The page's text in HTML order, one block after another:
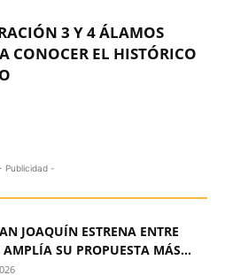
3 Y 4 ÁLAMOS
CONOCER EL HISTÓRICO
Publicidad -
JOAQUÍN ESTRENA ENTRE
AMPLÍA SU PROPUESTA MÁS...